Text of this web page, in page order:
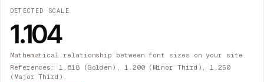
DETECTED SCALE
1.104
Mathematical relationship between font sizes on your site.
References: 1.618 (Golden), 1.200 (Minor Third), 1.250
(Major Third).